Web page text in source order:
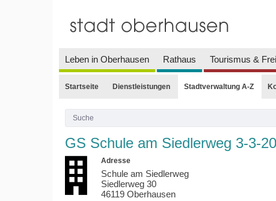
Leben in Oberhausen Rathaus Tourismus &
Startseite Dienstleistungen Stadtverwaltung A-Z
GS Schule am Siedlerweg 3-3-
Adresse
Schule am Siedlerweg
Siedlerweg 30
46119 Oberhausen